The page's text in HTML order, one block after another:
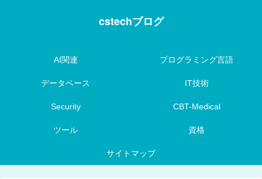
cstechブログ
AI関連 プログラミング言語
データベース IT技術
Security CBT-Medical
ツール 資格
サイトマップ